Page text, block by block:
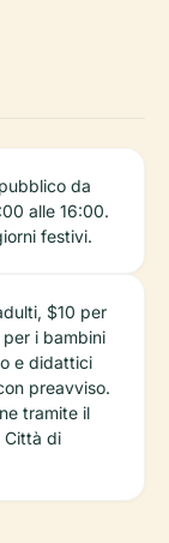
da
alle 16:00.
festivi.
$10 per
i bambini
e didattici
preavviso.
tramite il
Città di